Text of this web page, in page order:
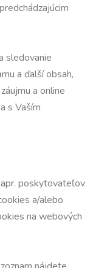
sledovanie
a ďalší obsah,
a online
s Vaším
poskytovateľov
a/alebo
na webových